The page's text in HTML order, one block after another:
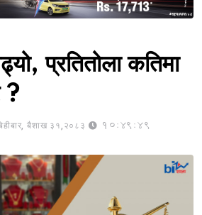
Sponsored
प्रतितोला कतिमा
?
बैशाख ३१,२०८३ 10:49:49